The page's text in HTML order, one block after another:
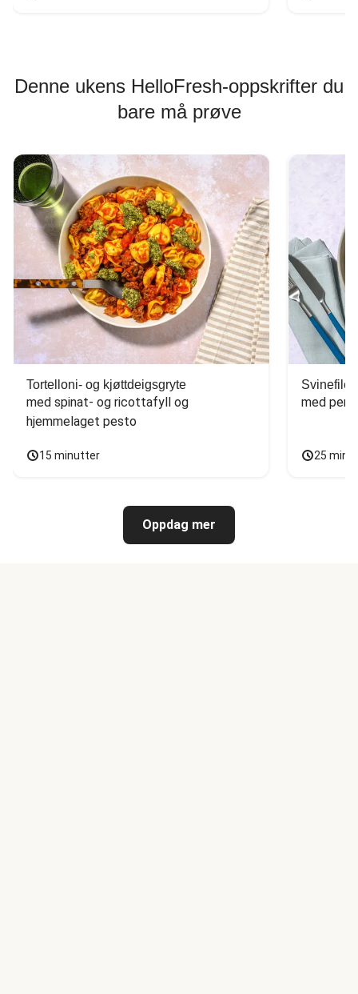
Denne ukens HelloFresh-oppskrifter du
bare må prøve
Tortelloni- og kjøttdeigsgryte
med spinat- og ricottafyll og
hjemmelaget pesto
15 minutter
Svinefilet
med
25
Oppdag mer